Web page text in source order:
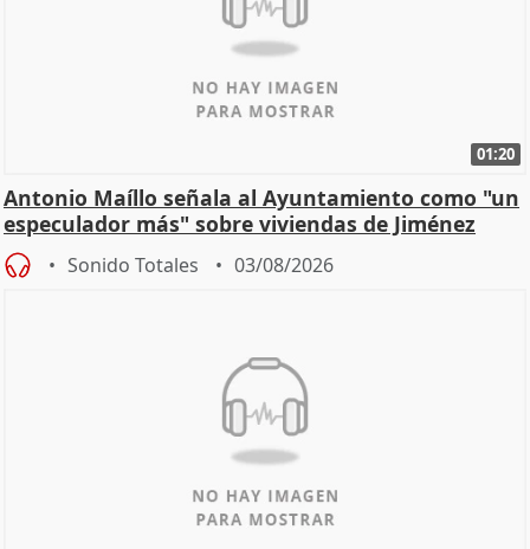
01:20
Antonio Maíllo señala al Ayuntamiento como "un
especulador más" sobre viviendas de Jiménez
Becerril
Sonido Totales 03/08/2026